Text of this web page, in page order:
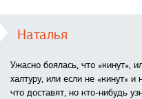
Наталья
Ужасно боялась, что «кинут»,
халтуру, или если не «кинут» и
что доставят, но кто-нибудь